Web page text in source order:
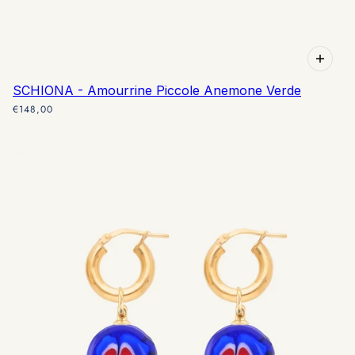
SCHIONA - Amourrine Piccole Anemone Verde
€148,00